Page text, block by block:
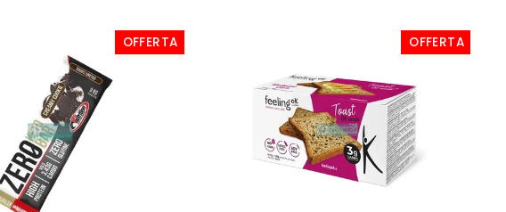
OFFERTA OFFERTA